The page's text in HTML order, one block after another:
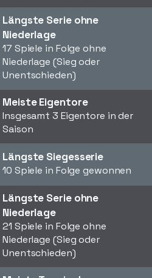
Längste Serie ohne
Niederlage
17 Spiele in Folge ohne
Niederlage (Sieg oder
Unentschieden)
Meiste Eigentore
Insgesamt 3 Eigentore in der
Saison
Längste Siegesserie
10 Spiele in Folge gewonnen
Längste Serie ohne
Niederlage
21 Spiele in Folge ohne
Niederlage (Sieg oder
Unentschieden)